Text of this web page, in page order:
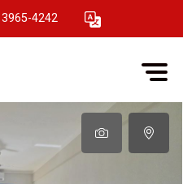
4242